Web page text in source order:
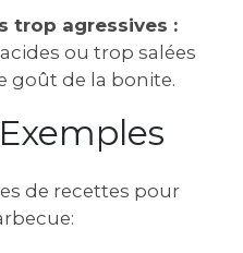
trop agressives :
ou trop salées
goût de la bonite.
de recettes pour